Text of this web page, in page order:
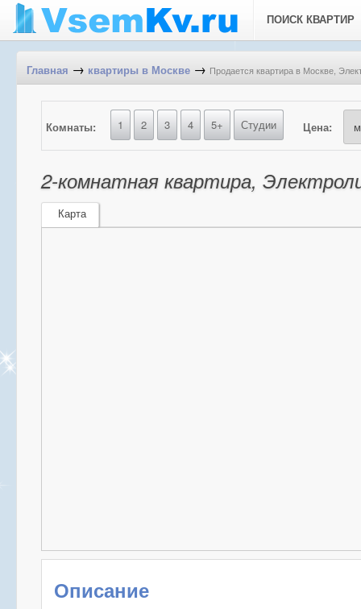
ПОИСК КВАРТИР
Главная → квартиры в Москве → Продается квартира в Москве,
Комнаты: 1 2 3 4 5+ Студии Цена:
2-комнатная квартира,
Карта
Описание